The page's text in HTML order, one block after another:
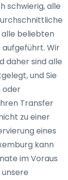
schwierig, alle
alle beliebten
Wir
daher sind alle
und Sie
oder
Transfer
zu einer
eines
kann
im Voraus